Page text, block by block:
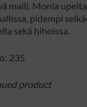
malli. Monia
pidempi
sekä hihoissa.
235
product